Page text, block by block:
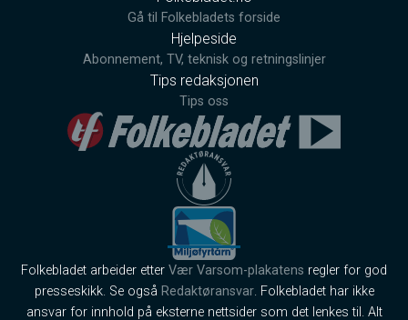
Gå til Folkebladets forside
Hjelpeside
Abonnement, TV, teknisk og retningslinjer
Tips redaksjonen
Tips oss
Folkebladet arbeider etter Vær Varsom-plakatens regler for god
presseskikk. Se også Redaktøransvar. Folkebladet har ikke
ansvar for innhold på eksterne nettsider som det lenkes til. Alt